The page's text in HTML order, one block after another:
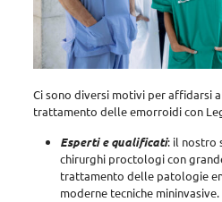
Ci sono diversi motivi per affidarsi
trattamento delle emorroidi con
Esperti e qualificati: il nostro
chirurghi proctologi con
trattamento delle patologie
moderne tecniche mininvasive.